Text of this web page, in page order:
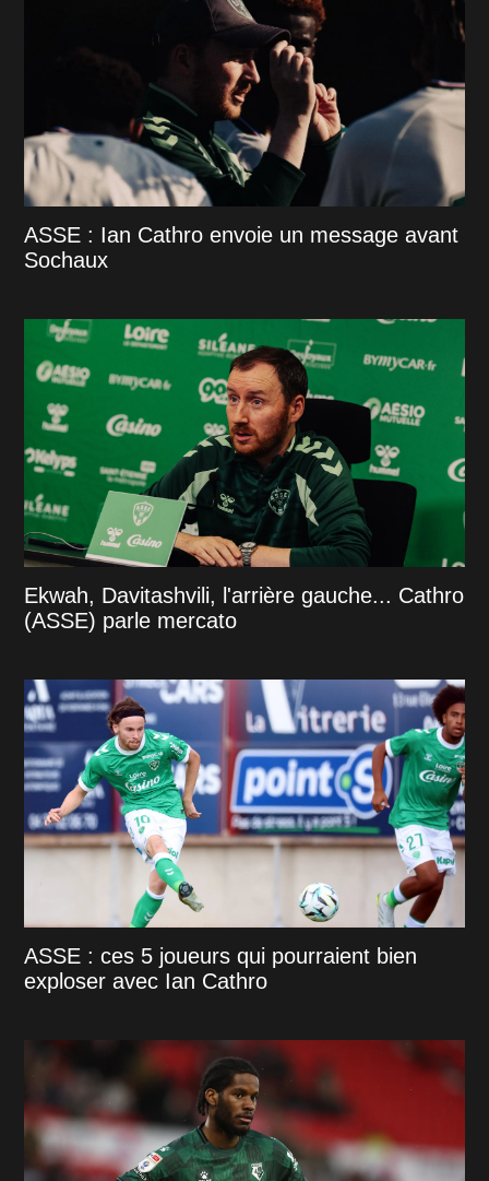
ASSE : Ian Cathro envoie un message avant
Sochaux
Ekwah, Davitashvili, l'arrière gauche... Cathro
(ASSE) parle mercato
ASSE : ces 5 joueurs qui pourraient bien
exploser avec Ian Cathro